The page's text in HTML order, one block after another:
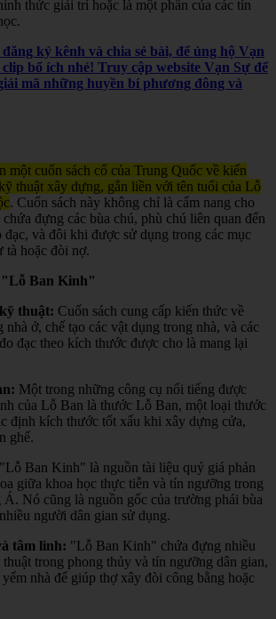
thức giải trí hoặc là một phần của các tín
ký kênh và chia sẻ bài, để ủng hộ Vạn
bổ ích nhé! Truy cập website Vạn Sự để
mã những huyền bí phương đông và
một cuốn sách cổ của Trung Quốc về kiến
thuật xây dựng, gắn liền với tên tuổi của Lỗ
. Cuốn sách này không chỉ là cẩm nang cho
đựng các bùa chú, phù chú liên quan đến
đạc, và đôi khi được sử dụng trong các mục
tà hoặc đòi nợ.
"Lỗ Ban Kinh"
thuật: Cuốn sách cung cấp kiến thức về
nhà ở, chế tạo các vật dụng trong nhà, và các
đạc theo kích thước được cho là mang lại
Một trong những công cụ nổi tiếng được
của Lỗ Ban là thước Lỗ Ban, một loại thước
định kích thước tốt xấu khi xây dựng cửa,
ghế.
"Lỗ Ban Kinh" là nguồn tài liệu quý giá phản
giữa khoa học thực tiễn và tín ngưỡng trong
Á. Nó cũng là nguồn gốc của trường phái bùa
người dân gian sử dụng.
tâm linh: "Lỗ Ban Kinh" chứa đựng nhiều
thuật trong phong thủy và tín ngưỡng dân gian,
nhà để giúp thợ xây đòi công bằng hoặc